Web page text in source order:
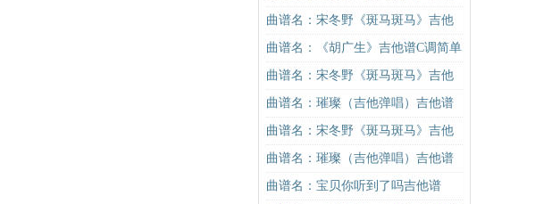
吉他谱
谱C调简单版（酷音小伟吉他教学）
吉他谱
曲谱名：宋冬野《斑马斑马》吉他
谱C调简单版（酷音小伟吉他教学）
吉他谱
曲谱名：《胡广生》吉他谱C调简单
版（酷音小伟吉他弹唱教学）吉他
谱
曲谱名：宋冬野《斑马斑马》吉他
谱G调初级进阶版（酷音小伟吉他教
学）吉他谱
曲谱名：璀璨（吉他弹唱）吉他谱
曲谱名：宋冬野《斑马斑马》吉他
谱C调简单版（酷音小伟吉他教学）
吉他谱
曲谱名：璀璨（吉他弹唱）吉他谱
曲谱名：宝贝你听到了吗吉他谱